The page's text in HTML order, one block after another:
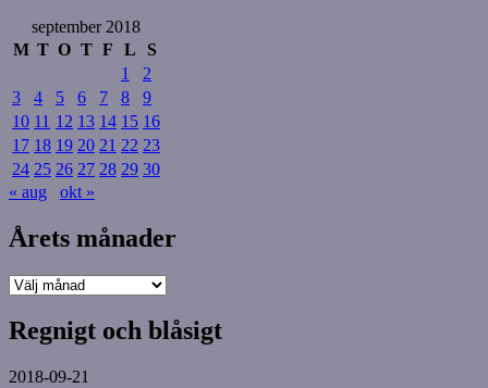
september 2018
M T O T F L
S
1
2
3
4 5 6 7 8
9
10 11 12 13 14 15 16
17 18 19 20 21 22 23
24 25 26 27 28 29 30
« aug
okt »
Årets månader
Årets
Regnigt och blåsigt
2018-09-21